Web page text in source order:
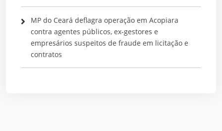
MP do Ceará deflagra operação em Acopiara
contra agentes públicos, ex-gestores e
empresários suspeitos de fraude em licitação e
contratos